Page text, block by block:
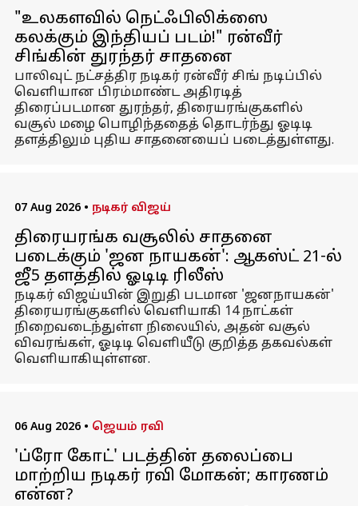
"உலகளவில் நெட்ஃபிலிக்ஸை
கலக்கும் இந்தியப் படம்!" ரன்வீர்
சிங்கின் துரந்தர் சாதனை
பாலிவுட் நட்சத்திர நடிகர் ரன்வீர் சிங் நடிப்பில்
வெளியான பிரம்மாண்ட அதிரடித்
திரைப்படமான துரந்தர், திரையரங்குகளில்
வசூல் மழை பொழிந்ததைத் தொடர்ந்து ஓடிடி
தளத்திலும் புதிய சாதனையைப் படைத்துள்ளது.
07 Aug 2026 • நடிகர் விஜய்
திரையரங்க வசூலில் சாதனை
படைக்கும் 'ஜன நாயகன்': ஆகஸ்ட் 21-ல்
ஜீ5 தளத்தில் ஓடிடி ரிலீஸ்
நடிகர் விஜய்யின் இறுதி படமான 'ஜனநாயகன்'
திரையரங்குகளில் வெளியாகி 14 நாட்கள்
நிறைவடைந்துள்ள நிலையில், அதன் வசூல்
விவரங்கள், ஓடிடி வெளியீடு குறித்த தகவல்கள்
வெளியாகியுள்ளன.
06 Aug 2026 • ஜெயம் ரவி
'ப்ரோ கோட்' படத்தின் தலைப்பை
மாற்றிய நடிகர் ரவி மோகன்; காரணம்
என்ன?